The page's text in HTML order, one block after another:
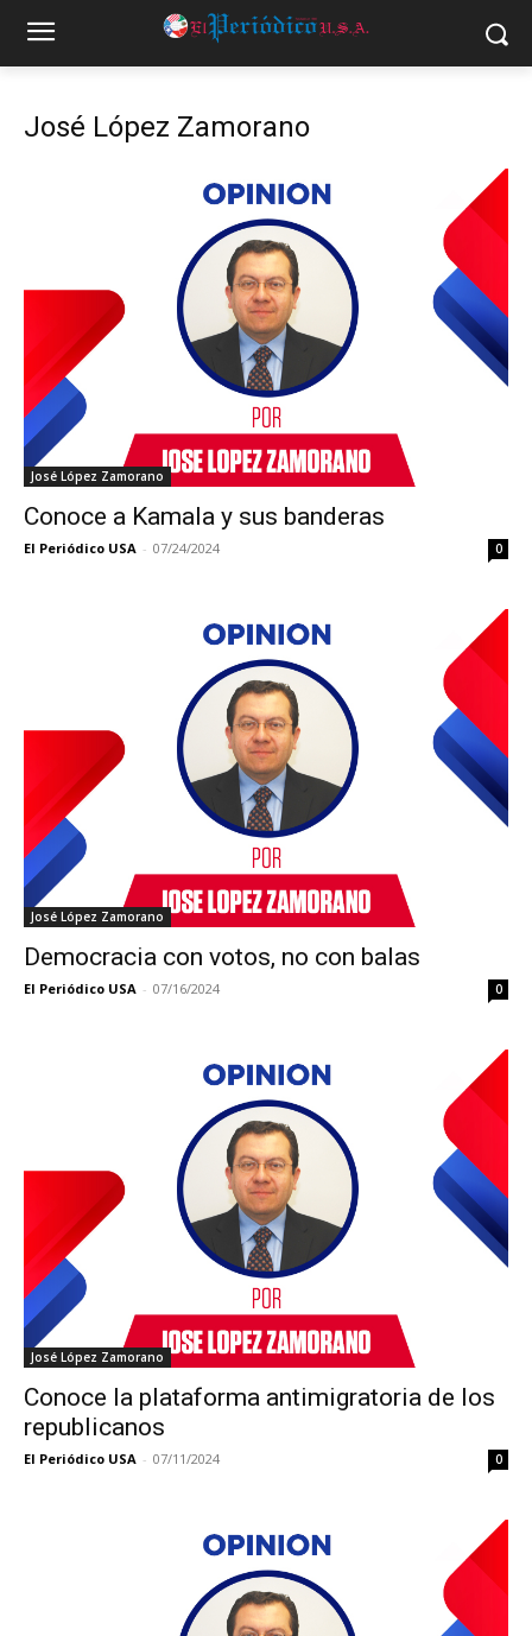
José López Zamorano
José López Zamorano
Conoce a Kamala y sus banderas
El Periódico USA - 07/24/2024 0
José López Zamorano
Democracia con votos, no con balas
El Periódico USA - 07/16/2024 0
José López Zamorano
Conoce la plataforma antimigratoria de los
republicanos
El Periódico USA - 07/11/2024 0